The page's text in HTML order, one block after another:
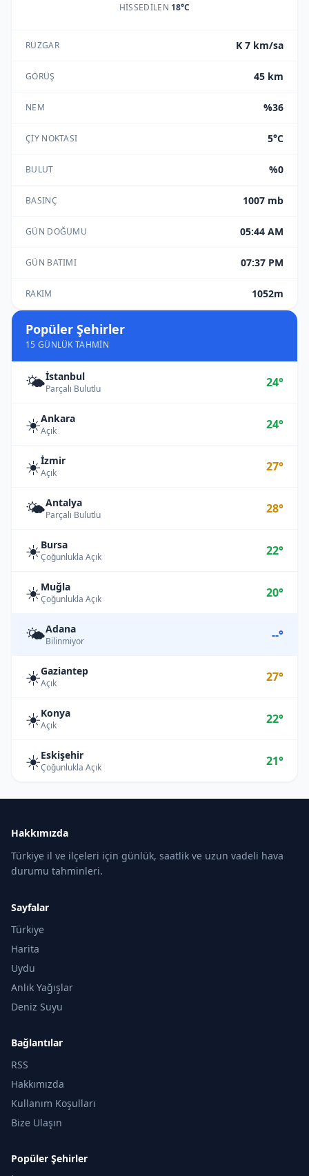
HISSEDILEN 18°C
RÜZGAR K 7 km/sa
GÖRÜŞ 45 km
NEM %36
ÇIY NOKTASI 5°C
BULUT %0
BASINÇ 1007 mb
GÜN DOĞUMU 05:44 AM
GÜN BATIMI 07:37 PM
RAKIM 1052m
Popüler Şehirler
15 GÜNLÜK TAHMIN
🌤️İstanbul
Parçalı Bulutlu 24°
☀️Ankara
Açık 24°
☀️İzmir
Açık 27°
🌤️Antalya
Parçalı Bulutlu 28°
☀️Bursa
Çoğunlukla Açık 22°
☀️Muğla
Çoğunlukla Açık 20°
🌤️Adana
Bilinmiyor --°
☀️Gaziantep
Açık 27°
☀️Konya
Açık 22°
☀️Eskişehir
Çoğunlukla Açık 21°
Hakkımızda
Türkiye il ve ilçeleri için günlük, saatlik ve uzun vadeli hava
durumu tahminleri.
Sayfalar
Türkiye
Harita
Uydu
Anlık Yağışlar
Deniz Suyu
Bağlantılar
RSS
Hakkımızda
Kullanım Koşulları
Bize Ulaşın
Popüler Şehirler